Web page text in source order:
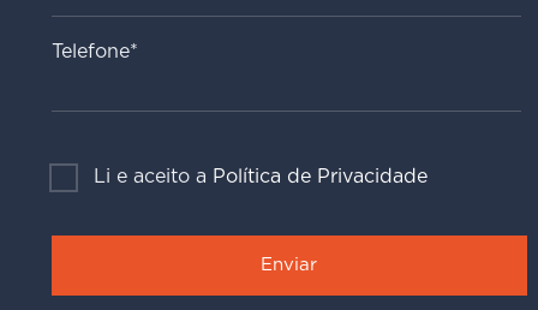
Telefone*
Li e aceito a Política de Privacidade